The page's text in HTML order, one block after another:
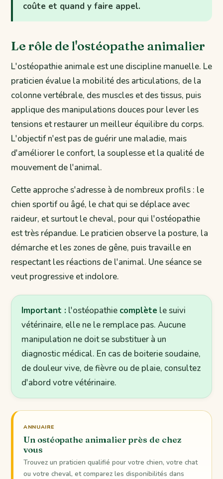
coûte et quand y faire appel.
Le rôle de l'ostéopathe animalier
L'ostéopathie animale est une discipline manuelle. Le
praticien évalue la mobilité des articulations, de la
colonne vertébrale, des muscles et des tissus, puis
applique des manipulations douces pour lever les
tensions et restaurer un meilleur équilibre du corps.
L'objectif n'est pas de guérir une maladie, mais
d'améliorer le confort, la souplesse et la qualité de
mouvement de l'animal.
Cette approche s'adresse à de nombreux profils : le
chien sportif ou âgé, le chat qui se déplace avec
raideur, et surtout le cheval, pour qui l'ostéopathie
est très répandue. Le praticien observe la posture, la
démarche et les zones de gêne, puis travaille en
respectant les réactions de l'animal. Une séance se
veut progressive et indolore.
Important : l'ostéopathie complète le suivi
vétérinaire, elle ne le remplace pas. Aucune
manipulation ne doit se substituer à un
diagnostic médical. En cas de boiterie soudaine,
de douleur vive, de fièvre ou de plaie, consultez
d'abord votre vétérinaire.
ANNUAIRE
Un ostéopathe animalier près de chez
vous
Trouvez un praticien qualifié pour votre chien, votre chat
ou votre cheval, et comparez les disponibilités dans